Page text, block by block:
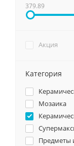
Мебель для
379.89
Акция
Категория
Мозаика
Предметы